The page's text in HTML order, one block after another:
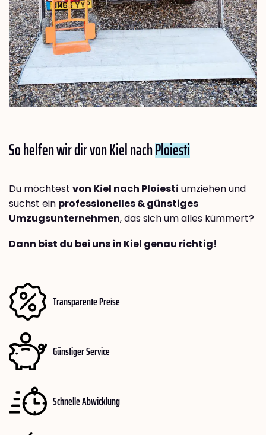
So helfen wir dir von Kiel nachPloiesti
Du möchtest von Kiel nach Ploiesti umziehen und
suchst ein professionelles & günstiges
Umzugsunternehmen, das sich um alles kümmert?
Dann bist du bei uns in Kiel genau richtig!
Transparente Preise
Günstiger Service
Schnelle Abwicklung